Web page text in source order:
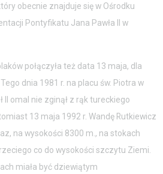
Wolontariat
obecnie znajduje się w Ośrodku
Pontyfikatu Jana Pawła II w
połączyła też data 13 maja, dla
dnia 1981 r. na placu św. Piotra w
II omal nie zginął z rąk tureckiego
13 maja 1992 r. Wandę Rutkiewicz
na wysokości 8300 m., na stokach
co do wysokości szczytu Ziemi.
miała być dziewiątym